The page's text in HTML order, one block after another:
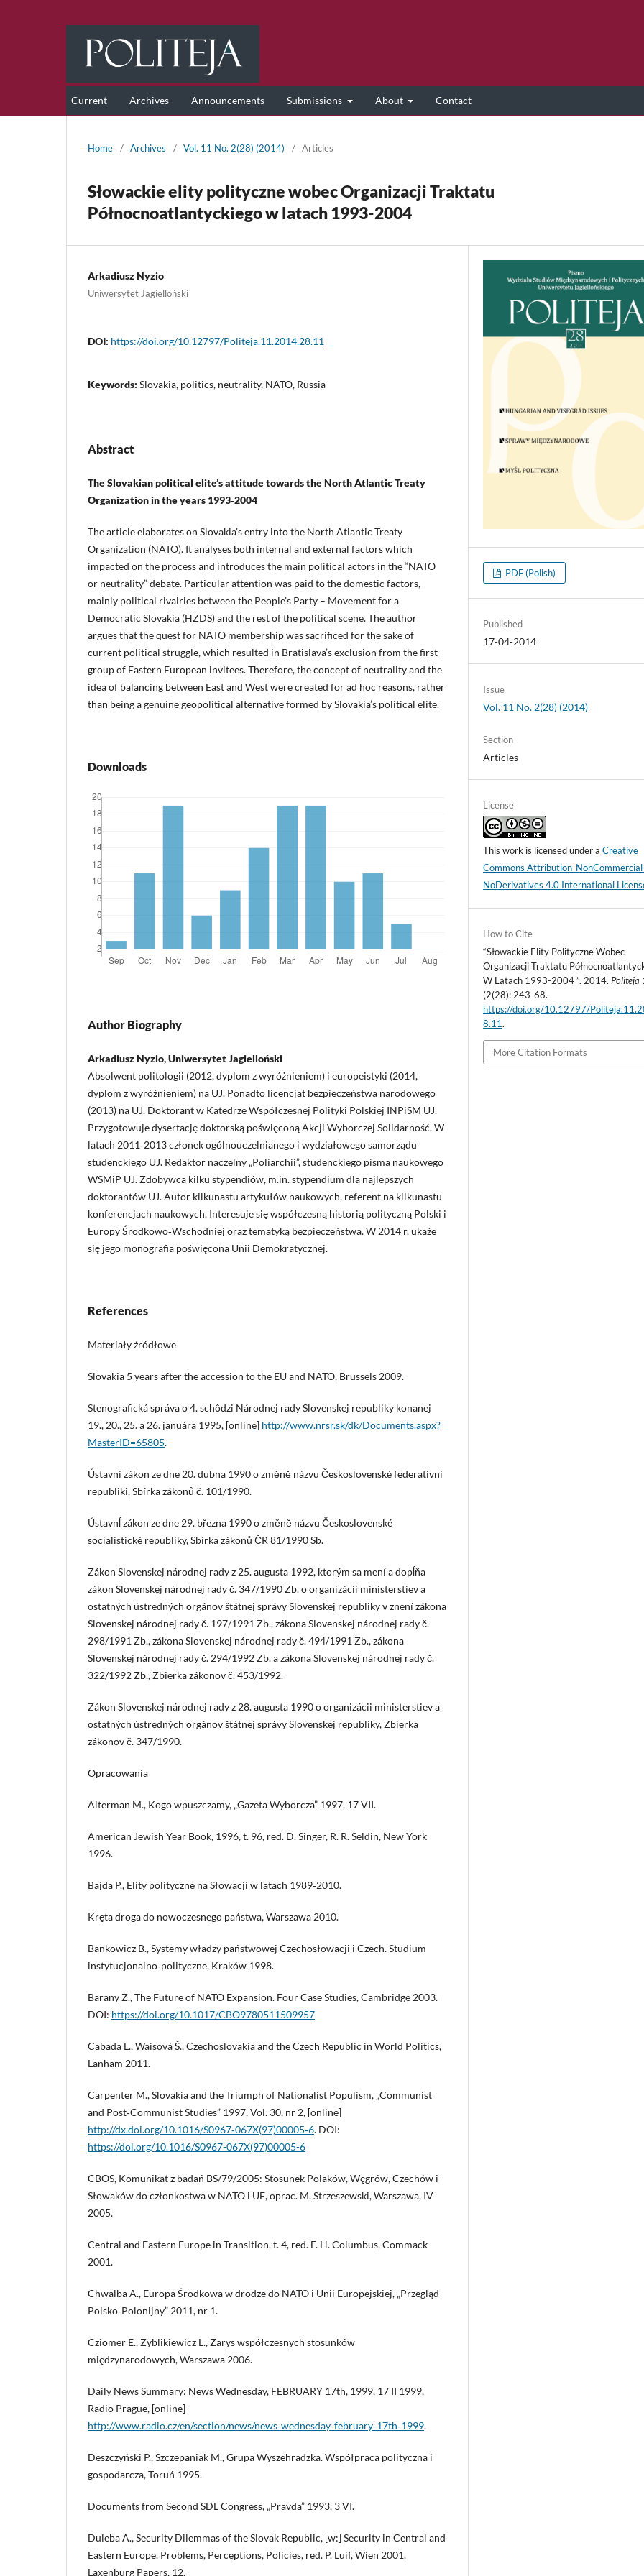
Current Archives Announcements Submissions About Contact
Home / Archives / Vol. 11 No. 2(28) (2014) / Articles
Słowackie elity polityczne wobec Organizacji Traktatu
Północnoatlantyckiego w latach 1993-2004
Arkadiusz Nyzio
Uniwersytet Jagielloński
DOI: https://doi.org/10.12797/Politeja.11.2014.28.11
Keywords: Slovakia, politics, neutrality, NATO, Russia
Abstract
The Slovakian political elite’s attitude towards the North Atlantic Treaty
Organization in the years 1993‑2004
The article elaborates on Slovakia’s entry into the North Atlantic Treaty
Organization (NATO). It analyses both internal and external factors which
impacted on the process and introduces the main political actors in the “NATO
or neutrality” debate. Particular attention was paid to the domestic factors,
mainly political rivalries between the People’s Party – Movement for a
Democratic Slovakia (HZDS) and the rest of the political scene. The author
argues that the quest for NATO membership was sacrificed for the sake of
current political struggle, which resulted in Bratislava’s exclusion from the first
group of Eastern European invitees. Therefore, the concept of neutrality and the
idea of balancing between East and West were created for ad hoc reasons, rather
than being a genuine geopolitical alternative formed by Slovakia’s political elite.
Downloads
Author Biography
Arkadiusz Nyzio, Uniwersytet Jagielloński
Absolwent politologii (2012, dyplom z wyróżnieniem) i europeistyki (2014,
dyplom z wyróżnieniem) na UJ. Ponadto licencjat bezpieczeństwa narodowego
(2013) na UJ. Doktorant w Katedrze Współczesnej Polityki Polskiej INPiSM UJ.
Przygotowuje dysertację doktorską poświęconą Akcji Wyborczej Solidarność. W
latach 2011‑2013 członek ogólnouczelnianego i wydziałowego samorządu
studenckiego UJ. Redaktor naczelny „Poliarchii”, studenckiego pisma naukowego
WSMiP UJ. Zdobywca kilku stypendiów, m.in. stypendium dla najlepszych
doktorantów UJ. Autor kilkunastu artykułów naukowych, referent na kilkunastu
konferencjach naukowych. Interesuje się współczesną historią polityczną Polski i
Europy Środkowo‑Wschodniej oraz tematyką bezpieczeństwa. W 2014 r. ukaże
się jego monografia poświęcona Unii Demokratycznej.
References
Materiały źródłowe
Slovakia 5 years after the accession to the EU and NATO, Brussels 2009.
Stenografická správa o 4. schôdzi Národnej rady Slovenskej republiky konanej
19., 20., 25. a 26. januára 1995, [online] http://www.nrsr.sk/dk/Documents.aspx?
MasterID=65805.
Ústavní zákon ze dne 20. dubna 1990 o změně názvu Československé federativní
republiki, Sbírka zákonů č. 101/1990.
Ústavnĺ zákon ze dne 29. března 1990 o změně názvu Československé
socialistické republiky, Sbírka zákonů ČR 81/1990 Sb.
Zákon Slovenskej národnej rady z 25. augusta 1992, ktorým sa mení a dopĺňa
zákon Slovenskej národnej rady č. 347/1990 Zb. o organizácii ministerstiev a
ostatných ústredných orgánov štátnej správy Slovenskej republiky v znení zákona
Slovenskej národnej rady č. 197/1991 Zb., zákona Slovenskej národnej rady č.
298/1991 Zb., zákona Slovenskej národnej rady č. 494/1991 Zb., zákona
Slovenskej národnej rady č. 294/1992 Zb. a zákona Slovenskej národnej rady č.
322/1992 Zb., Zbierka zákonov č. 453/1992.
Zákon Slovenskej národnej rady z 28. augusta 1990 o organizácii ministerstiev a
ostatných ústredných orgánov štátnej správy Slovenskej republiky, Zbierka
zákonov č. 347/1990.
Opracowania
Alterman M., Kogo wpuszczamy, „Gazeta Wyborcza” 1997, 17 VII.
American Jewish Year Book, 1996, t. 96, red. D. Singer, R. R. Seldin, New York
1996.
Bajda P., Elity polityczne na Słowacji w latach 1989‑2010.
Kręta droga do nowoczesnego państwa, Warszawa 2010.
Bankowicz B., Systemy władzy państwowej Czechosłowacji i Czech. Studium
instytucjonalno‑polityczne, Kraków 1998.
Barany Z., The Future of NATO Expansion. Four Case Studies, Cambridge 2003.
DOI: https://doi.org/10.1017/CBO9780511509957
Cabada L., Waisová Š., Czechoslovakia and the Czech Republic in World Politics,
Lanham 2011.
Carpenter M., Slovakia and the Triumph of Nationalist Populism, „Communist
and Post‑Communist Studies” 1997, Vol. 30, nr 2, [online]
http://dx.doi.org/10.1016/S0967‑067X(97)00005‑6. DOI:
https://doi.org/10.1016/S0967-067X(97)00005-6
CBOS, Komunikat z badań BS/79/2005: Stosunek Polaków, Węgrów, Czechów i
Słowaków do członkostwa w NATO i UE, oprac. M. Strzeszewski, Warszawa, IV
2005.
Central and Eastern Europe in Transition, t. 4, red. F. H. Columbus, Commack
2001.
Chwalba A., Europa Środkowa w drodze do NATO i Unii Europejskiej, „Przegląd
Polsko‑Polonijny” 2011, nr 1.
Cziomer E., Zyblikiewicz L., Zarys współczesnych stosunków
międzynarodowych, Warszawa 2006.
Daily News Summary: News Wednesday, FEBRUARY 17th, 1999, 17 II 1999,
Radio Prague, [online]
http://www.radio.cz/en/section/news/news‑wednesday‑february‑17th‑1999.
Deszczyński P., Szczepaniak M., Grupa Wyszehradzka. Współpraca polityczna i
gospodarcza, Toruń 1995.
Documents from Second SDL Congress, „Pravda” 1993, 3 VI.
Duleba A., Security Dilemmas of the Slovak Republic, [w:] Security in Central and
Eastern Europe. Problems, Perceptions, Policies, red. P. Luif, Wien 2001,
Laxenburg Papers, 12.
PDF (Polish)
Published
17-04-2014
Issue
Vol. 11 No. 2(28) (2014)
Section
Articles
License
This work is licensed under aCreative
Commons Attribution-
NoDerivatives 4.0 International
How to Cite
“Słowackie Elity Polityczne Wobec
Organizacji Traktatu
W Latach 1993-2004 ”. 2014. Politeja
(2(28): 243-68.
https://doi.org/10.12797/
8.11.
More Citation Formats